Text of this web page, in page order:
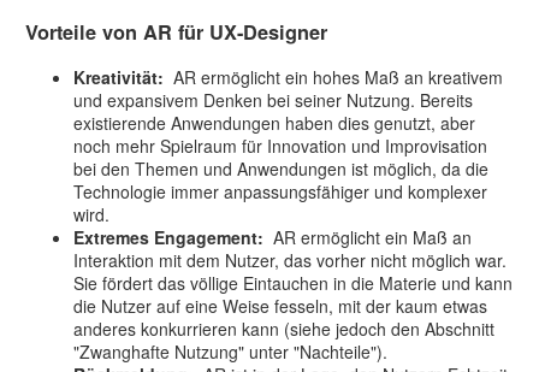
Vorteile von AR für UX-Designer
Kreativität: AR ermöglicht ein hohes Maß an kreativem
und expansivem Denken bei seiner Nutzung. Bereits
existierende Anwendungen haben dies genutzt, aber
noch mehr Spielraum für Innovation und Improvisation
bei den Themen und Anwendungen ist möglich, da die
Technologie immer anpassungsfähiger und komplexer
wird.
Extremes Engagement: AR ermöglicht ein Maß an
Interaktion mit dem Nutzer, das vorher nicht möglich war.
Sie fördert das völlige Eintauchen in die Materie und kann
die Nutzer auf eine Weise fesseln, mit der kaum etwas
anderes konkurrieren kann (siehe jedoch den Abschnitt
"Zwanghafte Nutzung" unter "Nachteile").